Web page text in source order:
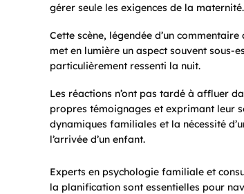
gérer seule les exigences de la maternité.
Cette scène, légendée d’un
met en lumière un aspect souvent
particulièrement ressenti la nuit.
Les réactions n’ont pas tardé à affluer
propres témoignages et exprimant leur
dynamiques familiales et la nécessité
l’arrivée d’un enfant.
Experts en psychologie familiale et
la planification sont essentielles pour